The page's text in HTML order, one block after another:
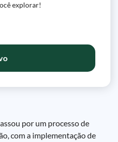
explorar!
por um processo de
com a implementação de